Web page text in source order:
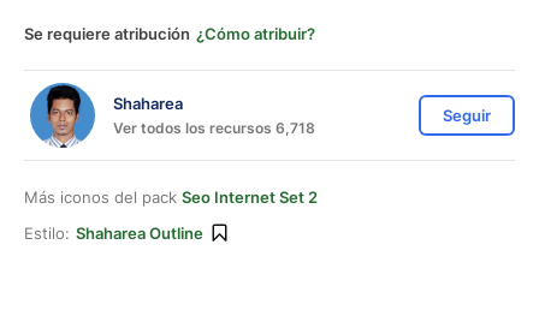
Se requiere atribución ¿Cómo atribuir?
Shaharea
Ver todos los recursos 6,718
Seguir
Más iconos del pack Seo Internet Set 2
Estilo: Shaharea Outline